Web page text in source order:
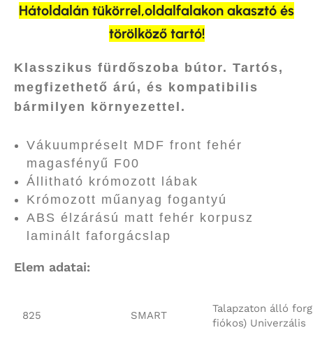
Hátoldalán tükörrel,oldalfalakon akasztó és
törölköző tartó!
Klasszikus fürdőszoba bútor. Tartós,
megfizethető árú, és kompatibilis
bármilyen környezettel.
Vákuumpréselt MDF front fehér
magasfényű F00
Állitható krómozott lábak
Krómozott műanyag fogantyú
ABS élzárású matt fehér korpusz
laminált faforgácslap
Elem adatai:
825 SMART
Talapzaton álló
fiókos) Univerzális